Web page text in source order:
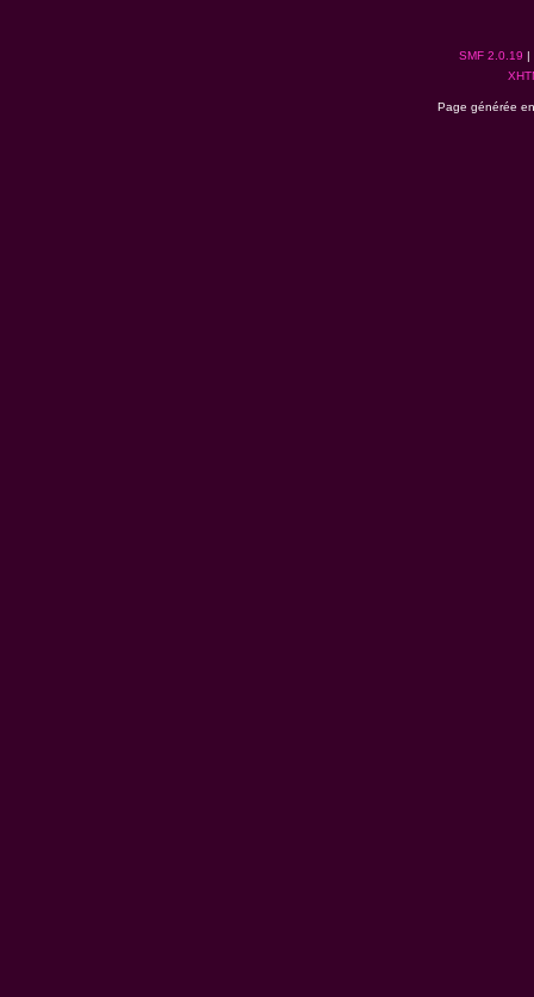
SMF 2.0.19 |
Page générée